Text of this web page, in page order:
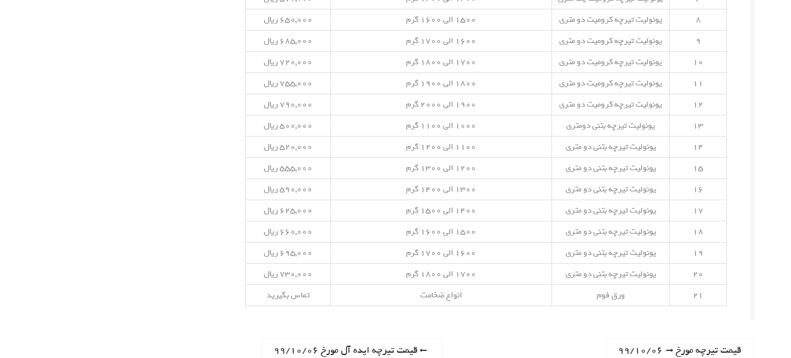
۸
یونولیت تیرچه کرومیت دو متری ۱۵۰۰ الی ۱۶۰۰ گرم
۶۵۰,۰۰۰ ریال
۹
یونولیت تیرچه کرومیت دو متری ۱۶۰۰ الی ۱۷۰۰ گرم
۶۸۵,۰۰۰ ریال
۱۰
یونولیت تیرچه کرومیت دو متری ۱۷۰۰ الی ۱۸۰۰ گرم
۷۲۰,۰۰۰ ریال
۱۱
یونولیت تیرچه کرومیت دو متری ۱۸۰۰ الی ۱۹۰۰ گرم
۷۵۵,۰۰۰ ریال
۱۲
یونولیت تیرچه کرومیت دو متری ۱۹۰۰ الی ۲۰۰۰ گرم
۷۹۰,۰۰۰ ریال
۱۳
یونولیت تیرچه بتنی دومتری ۱۰۰۰ الی ۱۱۰۰ گرم
۵۰۰,۰۰۰ ریال
۱۴
یونولیت تیرچه بتنی دو متری ۱۱۰۰ الی ۱۲۰۰ گرم
۵۲۰,۰۰۰ ریال
۱۵
یونولیت تیرچه بتنی دو متری ۱۲۰۰ الی ۱۳۰۰ گرم
۵۵۵,۰۰۰ ریال
۱۶
یونولیت تیرچه بتنی دو متری ۱۳۰۰ الی ۱۴۰۰ گرم
۵۹۰,۰۰۰ ریال
۱۷
یونولیت تیرچه بتنی دو متری ۱۴۰۰ الی ۱۵۰۰ گرم
۶۲۵,۰۰۰ ریال
۱۸
یونولیت تیرچه بتنی دو متری ۱۵۰۰ الی ۱۶۰۰ گرم
۶۶۰,۰۰۰ ریال
۱۹
یونولیت تیرچه بتنی دو متری ۱۶۰۰ الی ۱۷۰۰ گرم
۶۹۵,۰۰۰ ریال
۲۰
یونولیت تیرچه بتنی دو متری ۱۷۰۰ الی ۱۸۰۰ گرم
۷۳۰,۰۰۰ ریال
۲۱
ورق فوم انواع ضخامت تماس بگیرید
P
قیمت تیرچه ایده آل مورخ ۹۹/۱۰/۰۶
N
قیمت تیرچه مورخ ۹۹/۱۰/۰۶